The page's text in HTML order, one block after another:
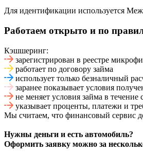
Для идентификации используется
Работаем открыто и по
Кэшшеринг:
зарегистрирован в реестре
работает по договору займа
использует только безналичный
заранее показывает условия
не меняет условия займа в течение
указывает проценты, платежи и
Мы считаем, что финансовый сервис
Нужны деньги и есть автомобиль?
Оформить заявку можно за